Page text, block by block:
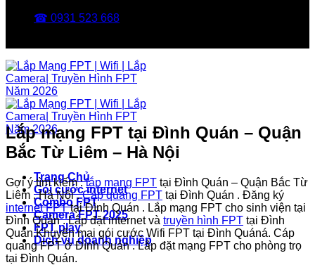
☎ 0931 523 668
Trang Chủ
Gói cước internet
Combo FPT
Camera FPT 2025
FPT play
Dịch vụ doanh nghiệp
Lắp mạng FPT tại Đình Quán – Quận
Bắc Từ Liêm – Hà Nội
Gợi ý tìm kiếm :lắp mạng FPT tại Đình Quán – Quận Bắc Từ
Liêm , Hà Nội .Cáp quang FPT tại Đình Quán . Đăng ký
internet FPTtại Đình Quán . Lắp mạng FPT cho sinh viện tại
Đình Quán . Lắp đặt internet và truyền hình FPT tại Đình
Quán.Khuyến mại gói cước Wifi FPT tại Đình Quáná. Cáp
quang FPT ở Đình Quán . Lắp đặt mạng FPT cho phòng trọ
tại Đình Quán.